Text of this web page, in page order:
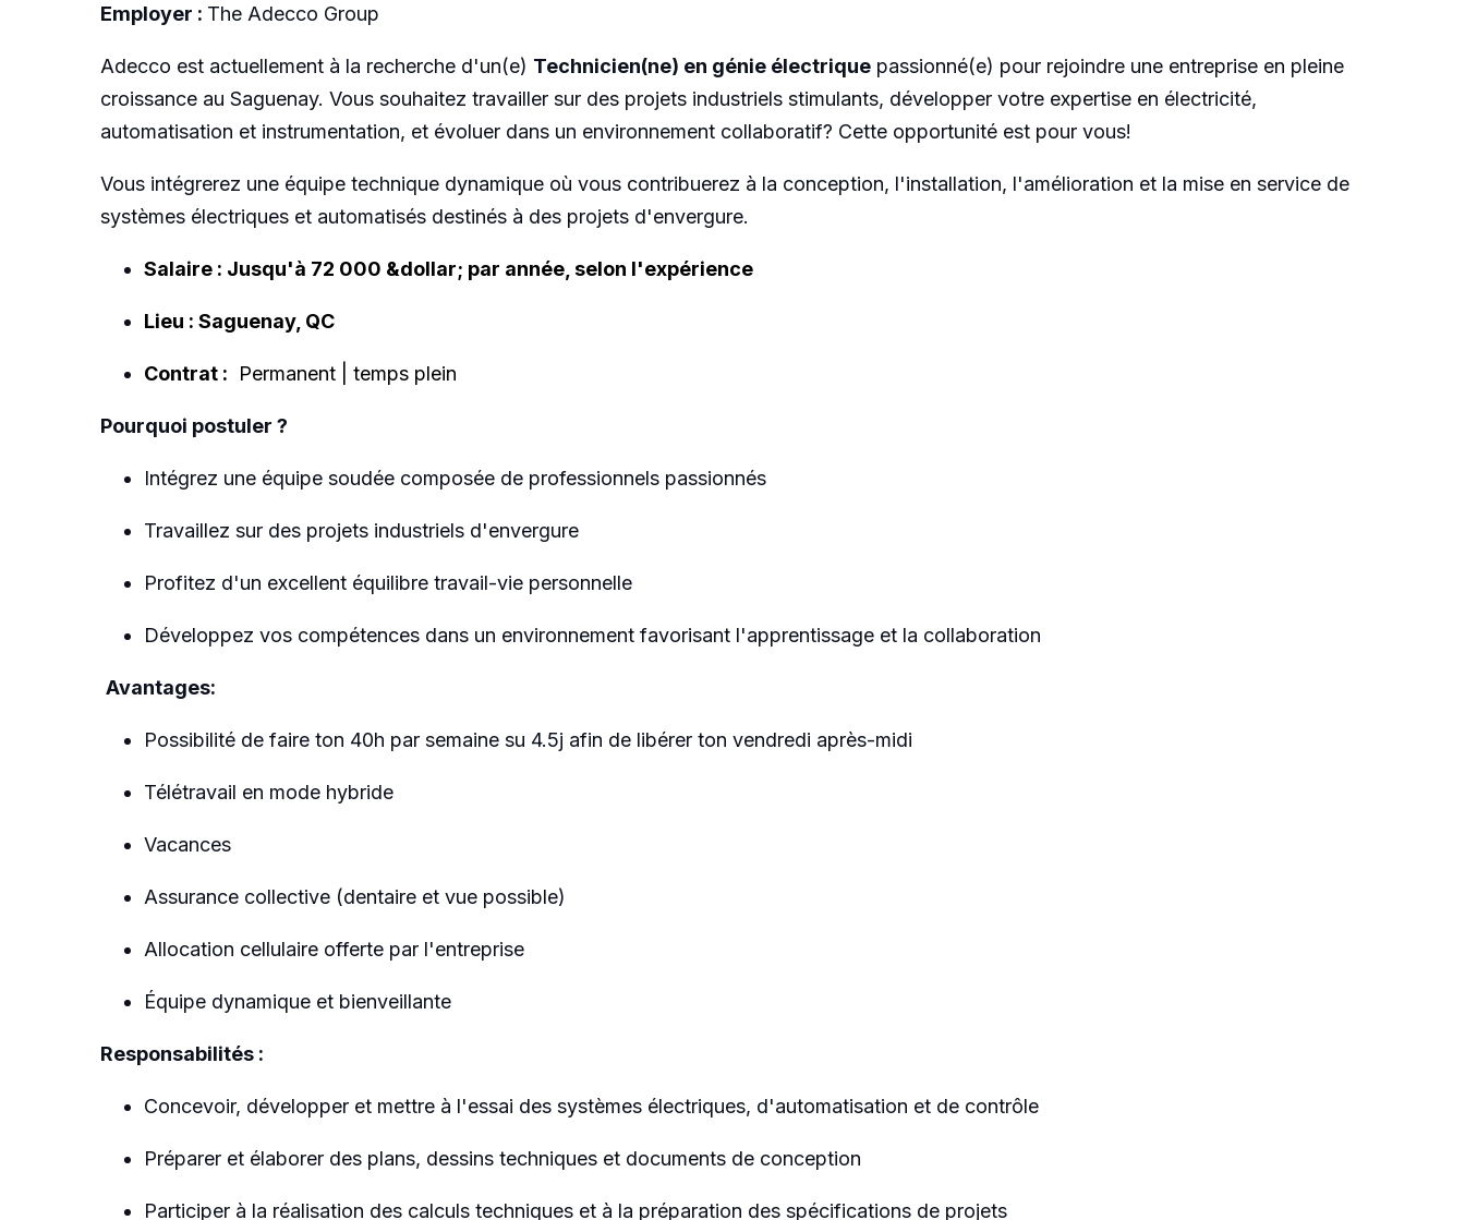
Employer : The Adecco Group
Adecco est actuellement à la recherche d'un(e) Technicien(ne) en génie électrique passionné(e) pour rejoindre une entreprise en pleine
croissance au Saguenay. Vous souhaitez travailler sur des projets industriels stimulants, développer votre expertise en électricité,
automatisation et instrumentation, et évoluer dans un environnement collaboratif? Cette opportunité est pour vous!
Vous intégrerez une équipe technique dynamique où vous contribuerez à la conception, l'installation, l'amélioration et la mise en service de
systèmes électriques et automatisés destinés à des projets d'envergure.
Salaire : Jusqu'à 72 000 &dollar; par année, selon l'expérience
Lieu : Saguenay, QC
Contrat : Permanent | temps plein
Pourquoi postuler ?
Intégrez une équipe soudée composée de professionnels passionnés
Travaillez sur des projets industriels d'envergure
Profitez d'un excellent équilibre travail-vie personnelle
Développez vos compétences dans un environnement favorisant l'apprentissage et la collaboration
Avantages:
Possibilité de faire ton 40h par semaine su 4.5j afin de libérer ton vendredi après-midi
Télétravail en mode hybride
Vacances
Assurance collective (dentaire et vue possible)
Allocation cellulaire offerte par l'entreprise
Équipe dynamique et bienveillante
Responsabilités :
Concevoir, développer et mettre à l'essai des systèmes électriques, d'automatisation et de contrôle
Préparer et élaborer des plans, dessins techniques et documents de conception
Participer à la réalisation des calculs techniques et à la préparation des spécifications de projets